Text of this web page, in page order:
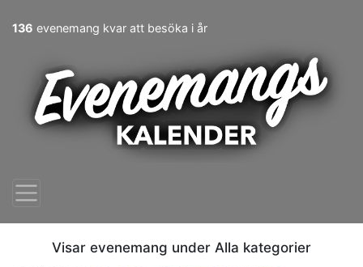
136 evenemang kvar att besöka i år
Visar evenemang under Alla kategorier